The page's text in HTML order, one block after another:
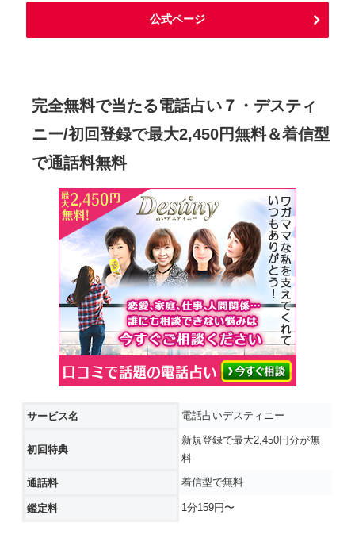
公式ページ
完全無料で当たる電話占い７・デスティ
ニー/初回登録で最大2,450円無料＆着信型
で通話料無料
サービス名 電話占いデスティニー
初回特典
新規登録で最大2,450円分が無
料
通話料 着信型で無料
鑑定料 1分159円〜